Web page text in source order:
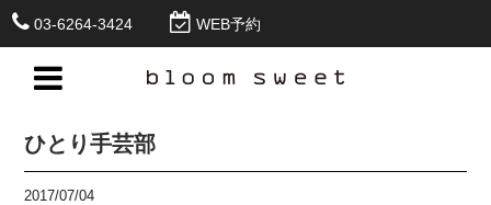
03-6264-3424 WEB予約
ひとり手芸部
2017/07/04